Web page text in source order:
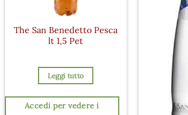
The San Benedetto Pesca
lt 1,5 Pet
Leggi tutto
Accedi per vedere i